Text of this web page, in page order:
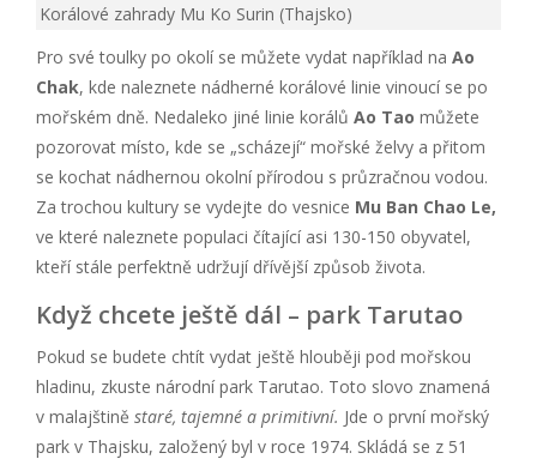
Korálové zahrady Mu Ko Surin (Thajsko)
Pro své toulky po okolí se můžete vydat například na Ao
Chak, kde naleznete nádherné korálové linie vinoucí se po
mořském dně. Nedaleko jiné linie korálů Ao Tao můžete
pozorovat místo, kde se „scházejí“ mořské želvy a přitom
se kochat nádhernou okolní přírodou s průzračnou vodou.
Za trochou kultury se vydejte do vesnice Mu Ban Chao Le,
ve které naleznete populaci čítající asi 130-150 obyvatel,
kteří stále perfektně udržují dřívější způsob života.
Když chcete ještě dál – park Tarutao
Pokud se budete chtít vydat ještě hlouběji pod mořskou
hladinu, zkuste národní park Tarutao. Toto slovo znamená
v malajštině staré, tajemné a primitivní. Jde o první mořský
park v Thajsku, založený byl v roce 1974. Skládá se z 51